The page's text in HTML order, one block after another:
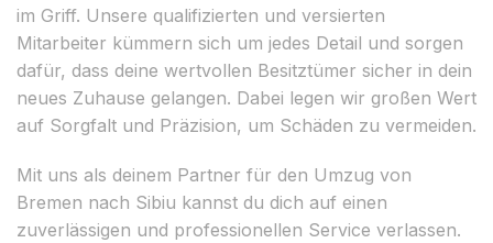
im Griff. Unsere qualifizierten und versierten
Mitarbeiter kümmern sich um jedes Detail und sorgen
dafür, dass deine wertvollen Besitztümer sicher in dein
neues Zuhause gelangen. Dabei legen wir großen Wert
auf Sorgfalt und Präzision, um Schäden zu vermeiden.
Mit uns als deinem Partner für den Umzug von
Bremen nach Sibiu kannst du dich auf einen
zuverlässigen und professionellen Service verlassen.